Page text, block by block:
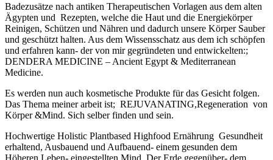
Badezusätze nach antiken Therapeutischen Vorlagen aus dem alten
Ägypten und Rezepten, welche die Haut und die Energiekörper
Reinigen, Schützen und Nähren und dadurch unsere Körper Sauber
und geschützt halten. Aus dem Wissensschatz aus dem ich schöpfen
und erfahren kann- der von mir gegründeten und entwickelten:;
DENDERA MEDICINE – Ancient Egypt & Mediterranean
Medicine.
Es werden nun auch kosmetische Produkte für das Gesicht folgen.
Das Thema meiner arbeit ist; REJUVANATING,Regeneration von
Körper &Mind. Sich selber finden und sein.
Hochwertige Holistic Plantbased Highfood Ernährung Gesundheit
erhaltend, Ausbauend und Aufbauend- einem gesunden dem
Höheren Leben- eingestellten Mind. Der Erde gegenüber- dem